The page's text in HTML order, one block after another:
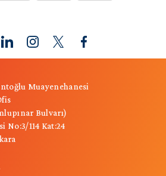
Muayenehanesi
Bulvarı)
No:3/114 Kat:24